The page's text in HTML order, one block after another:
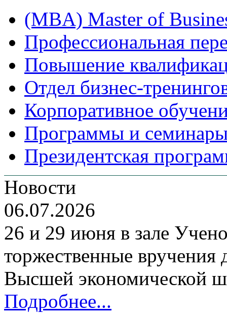
(MBA) Master of
Профессиональная
Повышение
Отдел бизнес-
Корпоративное
Программы и
Президентская
Новости
06.07.2026
26 и 29 июня в зале
торжественные
Высшей экономической
Подробнее...